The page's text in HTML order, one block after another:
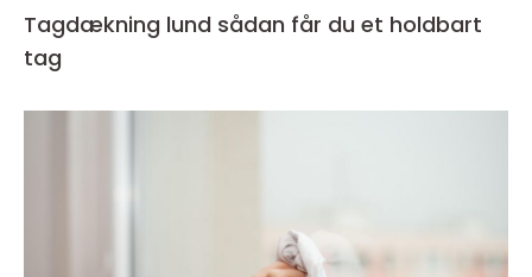
Tagdækning lund sådan får du et holdbart
tag